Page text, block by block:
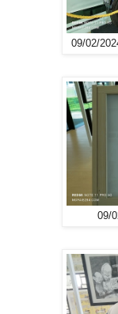
09/02/
09/